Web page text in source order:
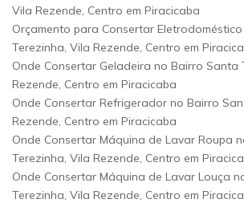
Vila Rezende, Centro em Piracicaba
Orçamento para Consertar
Terezinha, Vila Rezende, Centro em
Onde Consertar Geladeira no Bairro Santa
Rezende, Centro em Piracicaba
Onde Consertar Refrigerador no Bairro
Rezende, Centro em Piracicaba
Onde Consertar Máquina de Lavar Roupa
Terezinha, Vila Rezende, Centro em
Onde Consertar Máquina de Lavar Louça
Terezinha, Vila Rezende, Centro em